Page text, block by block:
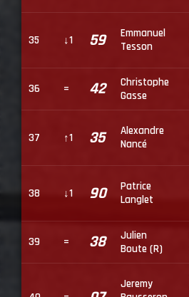
35 ↓1 59
Emmanuel
Tesson
36 = 42
Christophe
Gasse
37 ↑1 35
Alexandre
Nancé
38 ↓1 90
Patrice
Langlet
39 = 38
Julien
Boute (R)
Jeremy